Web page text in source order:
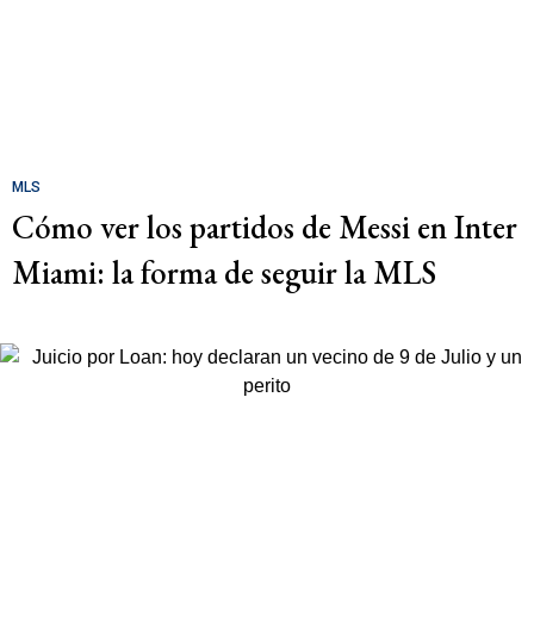
MLS
Cómo ver los partidos de Messi en Inter
Miami: la forma de seguir la MLS